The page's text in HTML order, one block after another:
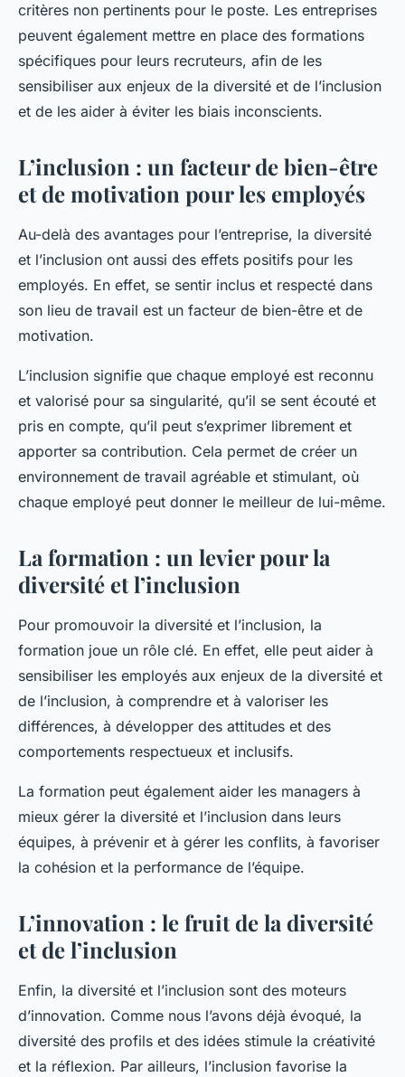
critères non pertinents pour le poste. Les entreprises
peuvent également mettre en place des formations
spécifiques pour leurs recruteurs, afin de les
sensibiliser aux enjeux de la diversité et de l’inclusion
et de les aider à éviter les biais inconscients.
L’inclusion : un facteur de bien-être
et de motivation pour les employés
Au-delà des avantages pour l’entreprise, la diversité
et l’inclusion ont aussi des effets positifs pour les
employés. En effet, se sentir inclus et respecté dans
son lieu de travail est un facteur de bien-être et de
motivation.
L’inclusion signifie que chaque employé est reconnu
et valorisé pour sa singularité, qu’il se sent écouté et
pris en compte, qu’il peut s’exprimer librement et
apporter sa contribution. Cela permet de créer un
environnement de travail agréable et stimulant, où
chaque employé peut donner le meilleur de lui-même.
La formation : un levier pour la
diversité et l’inclusion
Pour promouvoir la diversité et l’inclusion, la
formation joue un rôle clé. En effet, elle peut aider à
sensibiliser les employés aux enjeux de la diversité et
de l’inclusion, à comprendre et à valoriser les
différences, à développer des attitudes et des
comportements respectueux et inclusifs.
La formation peut également aider les managers à
mieux gérer la diversité et l’inclusion dans leurs
équipes, à prévenir et à gérer les conflits, à favoriser
la cohésion et la performance de l’équipe.
L’innovation : le fruit de la diversité
et de l’inclusion
Enfin, la diversité et l’inclusion sont des moteurs
d’innovation. Comme nous l’avons déjà évoqué, la
diversité des profils et des idées stimule la créativité
et la réflexion. Par ailleurs, l’inclusion favorise la